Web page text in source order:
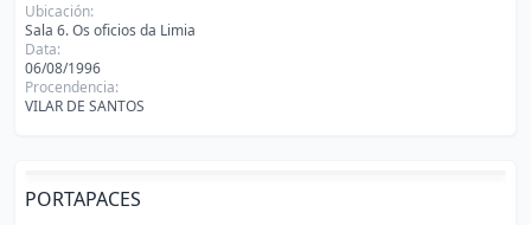
Ubicación:
Sala 6. Os oficios da Limia
Data:
06/08/1996
Procendencia:
VILAR DE SANTOS
PORTAPACES